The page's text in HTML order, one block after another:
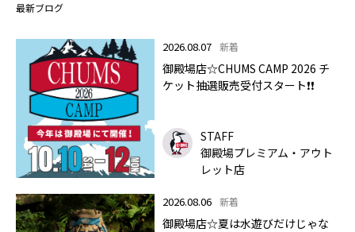
最新ブログ
2026.08.07 新着
御殿場店☆CHUMS CAMP 2026 チ
ケット抽選販売受付スタート❗❗
STAFF
御殿場プレミアム・アウト
レット店
2026.08.06 新着
御殿場店☆夏は水遊びだけじゃな